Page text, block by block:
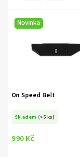
Novinka
On Speed Belt
Skladem (>5 ks)
990 Kč